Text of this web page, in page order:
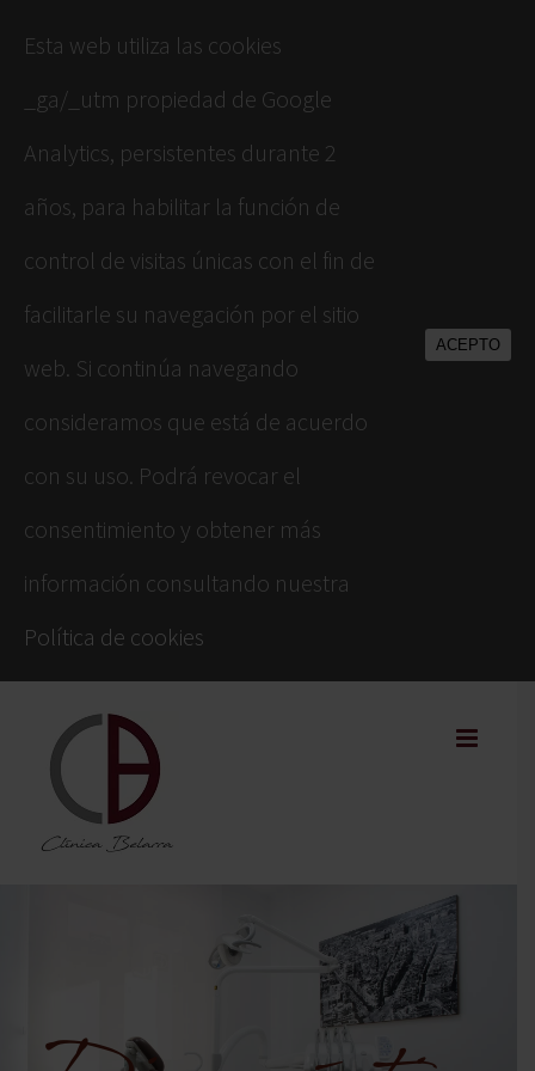
Esta web utiliza las cookies
_ga/_utm propiedad de Google
Analytics, persistentes durante 2
años, para habilitar la función de
control de visitas únicas con el fin de
facilitarle su navegación por el sitio
web. Si continúa navegando
consideramos que está de acuerdo
con su uso. Podrá revocar el
consentimiento y obtener más
información consultando nuestra
Política de cookies
ACEPTO